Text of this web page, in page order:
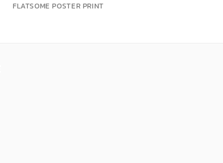
FLATSOME POSTER PRINT